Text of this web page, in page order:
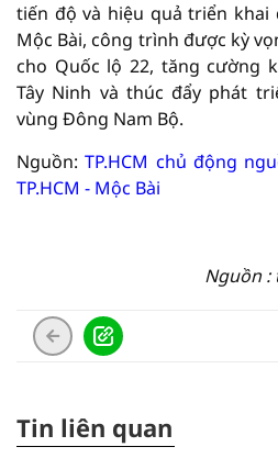
tiến độ và hiệu quả triển khai
Mộc Bài, công trình được kỳ
cho Quốc lộ 22, tăng cường
Tây Ninh và thúc đẩy phát
vùng Đông Nam Bộ.
Nguồn:TP.HCM chủ động
TP.HCM - Mộc Bài
Nguồn
Tin liên quan